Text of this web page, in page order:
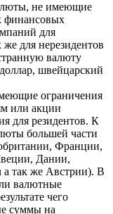
не имеющие
финансовых
для
же для нерезидентов
валюту
швейцарский
ограничения
или акции
для резидентов. К
большей части
Франции,
Дании,
так же Австрии). В
валютные
чего
суммы на